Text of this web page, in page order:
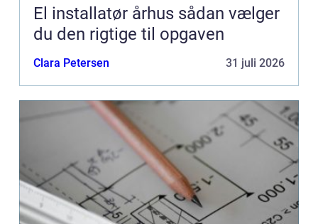
El installatør århus sådan vælger
du den rigtige til opgaven
Clara Petersen 31 juli 2026